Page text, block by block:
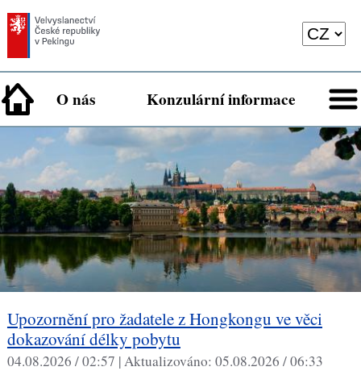
O nás Konzulární informace
Upozornění pro žadatele z Hongkongu ve věci
dokazování délky pobytu
04.08.2026 / 02:57 |Aktualizováno: 05.08.2026 / 06:33